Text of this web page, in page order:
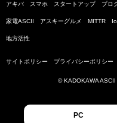
アキバ スマホ スタートアップ プロ
家電ASCII アスキーグルメ MITTR
地方活性
サイトポリシー プライバシーポリシー
© KADOKAWA
PC